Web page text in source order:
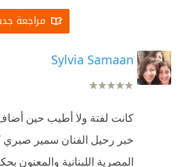
مراجعة
Sylvia Samaan
كانت لفتة ولا أطيب حين
خبر رحيل الفنان سمير صبري
المصرية اللبنانية والمعنون